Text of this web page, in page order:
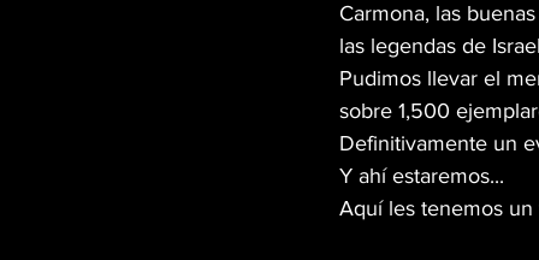
VETERANOS
CANNA GLAMOUR
Carmona, las
las legendas de
Pudimos llevar el
sobre 1,500
Definitivamente un
Y ahí estaremos...
Aquí les tenemos